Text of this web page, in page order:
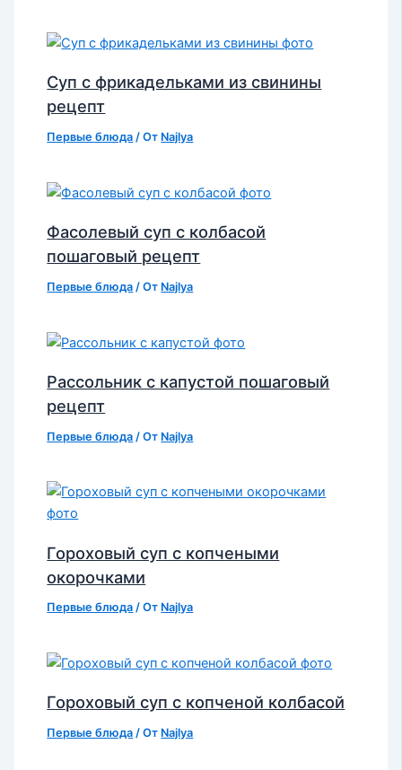
Суп с фрикадельками из свинины
рецепт
Первые блюда / От Najlya
Фасолевый суп с колбасой
пошаговый рецепт
Первые блюда / От Najlya
Рассольник с капустой пошаговый
рецепт
Первые блюда / От Najlya
Гороховый суп с копчеными
окорочками
Первые блюда / От Najlya
Гороховый суп с копченой колбасой
Первые блюда / От Najlya